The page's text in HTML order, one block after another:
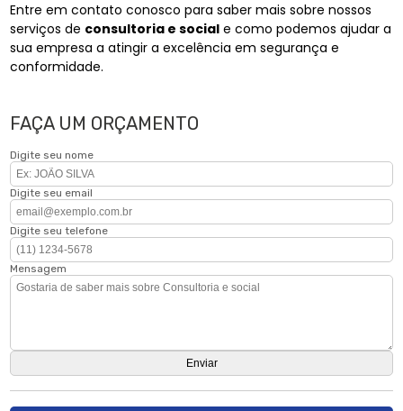
Entre em contato conosco para saber mais sobre nossos
serviços de consultoria e social e como podemos ajudar a
sua empresa a atingir a excelência em segurança e
conformidade.
FAÇA UM ORÇAMENTO
Digite seu nome
Digite seu email
Digite seu telefone
Mensagem